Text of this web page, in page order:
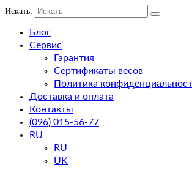
Искать:
Блог
Сервис
Гарантия
Сертификаты весов
Политика
Доставка и оплата
Контакты
(096) 015-56-77
RU
RU
UK